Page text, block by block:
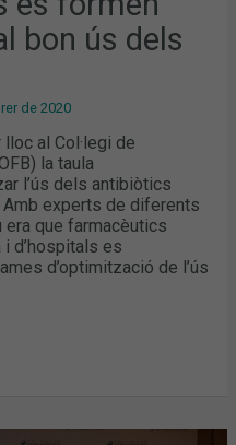
bon ús dels
de 2020
al Col·legi de
la taula
l’ús dels antibiòtics
Amb experts de diferents
que farmacèutics
i d’hospitals es
d’optimització de l’ús